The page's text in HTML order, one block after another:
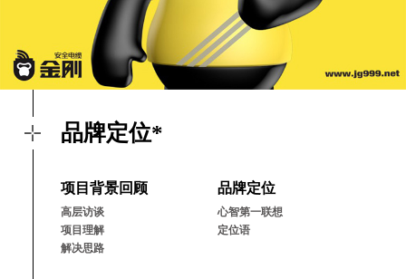
品牌定位*
项⽬背景回顾
⾼层访谈
项⽬理解
解决思路
品牌定位
⼼智第⼀联想
定位语